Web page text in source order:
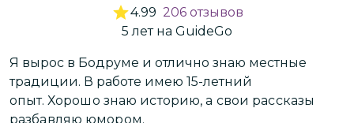
4.99 206 отзывов
5 летна GuideGo
Я вырос в Бодруме и отлично знаю местные
традиции. В работе имею 15-летний
опыт. Хорошо знаю историю, а свои рассказы
разбавляю юмором.